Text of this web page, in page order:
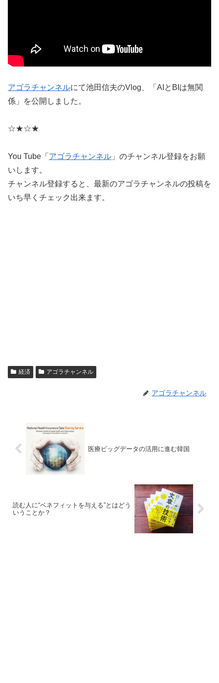
アゴラチャンネルにて池田信夫のVlog、「AIとBIは無関
係」を公開しました。
☆★☆★
You Tube「 アゴラチャンネル 」のチャンネル登録をお願
いします。
チャンネル登録すると、最新のアゴラチャンネルの投稿を
いち早くチェック出来ます。
経済 アゴラチャンネル
アゴラチャンネル
医療ビッグデータの活用に進む韓国
読む人に“ベネフィットを与える”とはどう
いうことか？